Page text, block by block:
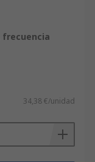
frecuencia
34,38 €/unidad